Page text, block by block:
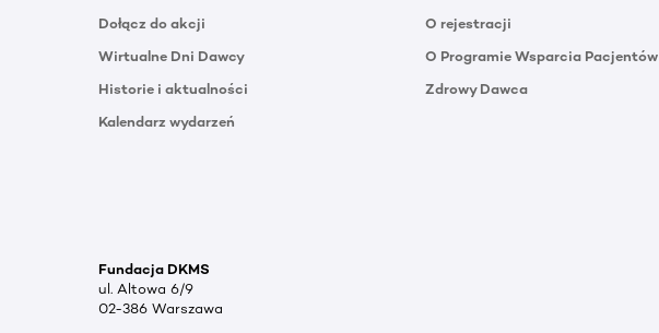
Dołącz do akcji
Wirtualne Dni Dawcy
Historie i aktualności
Kalendarz wydarzeń
O rejestracji
O Programie Wsparcia Pacjentów
Zdrowy Dawca
Fundacja DKMS
ul. Altowa 6/9
02-386 Warszawa